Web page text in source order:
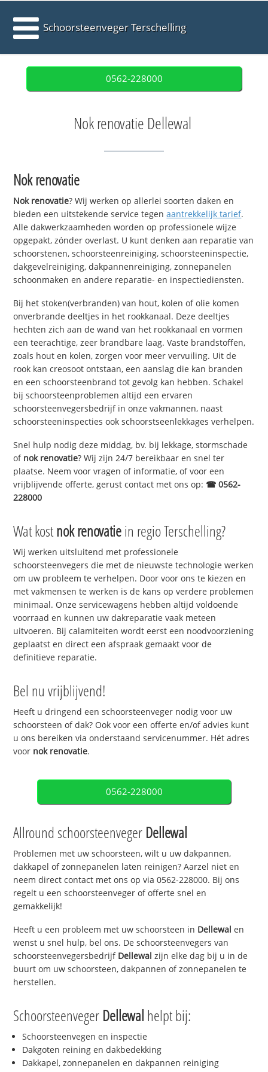
Schoorsteenveger Terschelling
0562-228000
Nok renovatie Dellewal
Nok renovatie
Nok renovatie? Wij werken op allerlei soorten daken en
bieden een uitstekende service tegenaantrekkelijk tarief.
Alle dakwerkzaamheden worden op professionele wijze
opgepakt, zónder overlast. U kunt denken aan reparatie van
schoorstenen, schoorsteenreiniging, schoorsteeninspectie,
dakgevelreiniging, dakpannenreiniging, zonnepanelen
schoonmaken en andere reparatie- en inspectiediensten.
Bij het stoken(verbranden) van hout, kolen of olie komen
onverbrande deeltjes in het rookkanaal. Deze deeltjes
hechten zich aan de wand van het rookkanaal en vormen
een teerachtige, zeer brandbare laag. Vaste brandstoffen,
zoals hout en kolen, zorgen voor meer vervuiling. Uit de
rook kan creosoot ontstaan, een aanslag die kan branden
en een schoorsteenbrand tot gevolg kan hebben. Schakel
bij schoorsteenproblemen altijd een ervaren
schoorsteenvegersbedrijf in onze vakmannen, naast
schoorsteeninspecties ook schoorstseenlekkages verhelpen.
Snel hulp nodig deze middag, bv. bij lekkage, stormschade
of nok renovatie? Wij zijn 24/7 bereikbaar en snel ter
plaatse. Neem voor vragen of informatie, of voor een
vrijblijvende offerte, gerust contact met ons op: ☎ 0562-
228000
Wat kostnok renovatiein regio Terschelling?
Wij werken uitsluitend met professionele
schoorsteenvegers die met de nieuwste technologie werken
om uw probleem te verhelpen. Door voor ons te kiezen en
met vakmensen te werken is de kans op verdere problemen
minimaal. Onze servicewagens hebben altijd voldoende
voorraad en kunnen uw dakreparatie vaak meteen
uitvoeren. Bij calamiteiten wordt eerst een noodvoorziening
geplaatst en direct een afspraak gemaakt voor de
definitieve reparatie.
Bel nu vrijblijvend!
Heeft u dringend een schoorsteenveger nodig voor uw
schoorsteen of dak? Ook voor een offerte en/of advies kunt
u ons bereiken via onderstaand servicenummer. Hét adres
voor nok renovatie.
0562-228000
Allround schoorsteenveger Dellewal
Problemen met uw schoorsteen, wilt u uw dakpannen,
dakkapel of zonnepanelen laten reinigen? Aarzel niet en
neem direct contact met ons op via 0562-228000. Bij ons
regelt u een schoorsteenveger of offerte snel en
gemakkelijk!
Heeft u een probleem met uw schoorsteen in Dellewal en
wenst u snel hulp, bel ons. De schoorsteenvegers van
schoorsteenvegersbedrijf Dellewal zijn elke dag bij u in de
buurt om uw schoorsteen, dakpannen of zonnepanelen te
herstellen.
Schoorsteenveger Dellewal helpt bij:
Schoorsteenvegen en inspectie
Dakgoten reining en dakbedekking
Dakkapel, zonnepanelen en dakpannen reiniging